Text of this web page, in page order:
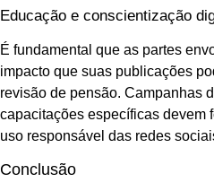
Educação e conscientização
É fundamental que as partes
impacto que suas publicações
revisão de pensão. Campanhas
capacitações específicas devem
uso responsável das redes
Conclusão